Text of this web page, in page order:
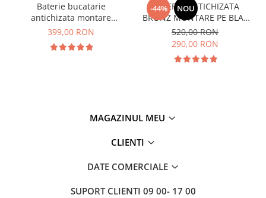
Baterie bucatarie
antichizata montare
chiuveta, blat
399,00 RON
-44% NOU
BATERIE ANTICHIZATA
BRONZ MONTARE PE BLAT
LANGA LAVOAR
520,00 RON
290,00 RON
MAGAZINUL MEU
CLIENTI
DATE COMERCIALE
SUPORT CLIENTI 09 00- 17 00